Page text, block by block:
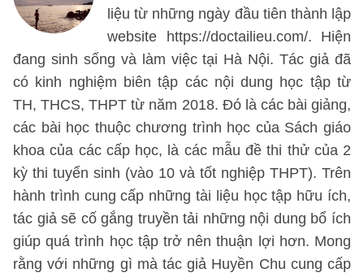
liệu từ những ngày đầu tiên thành lập
website https://doctailieu.com/. Hiện
đang sinh sống và làm việc tại Hà Nội. Tác giả đã
có kinh nghiệm biên tập các nội dung học tập từ
TH, THCS, THPT từ năm 2018. Đó là các bài giảng,
các bài học thuộc chương trình học của Sách giáo
khoa của các cấp học, là các mẫu đề thi thử của 2
kỳ thi tuyển sinh (vào 10 và tốt nghiệp THPT). Trên
hành trình cung cấp những tài liệu học tập hữu ích,
tác giả sẽ cố gắng truyền tải những nội dung bổ ích
giúp quá trình học tập trở nên thuận lợi hơn. Mong
rằng với những gì mà tác giả Huyền Chu cung cấp